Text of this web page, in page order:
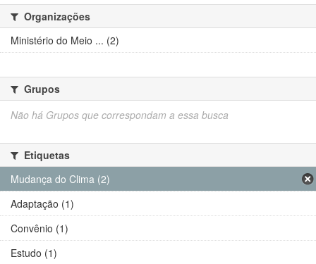
Organizações
Ministério do Meio ... (2)
Grupos
Não há Grupos que correspondam a essa busca
Etiquetas
Mudança do Clima (2)
Adaptação (1)
Convênio (1)
Estudo (1)